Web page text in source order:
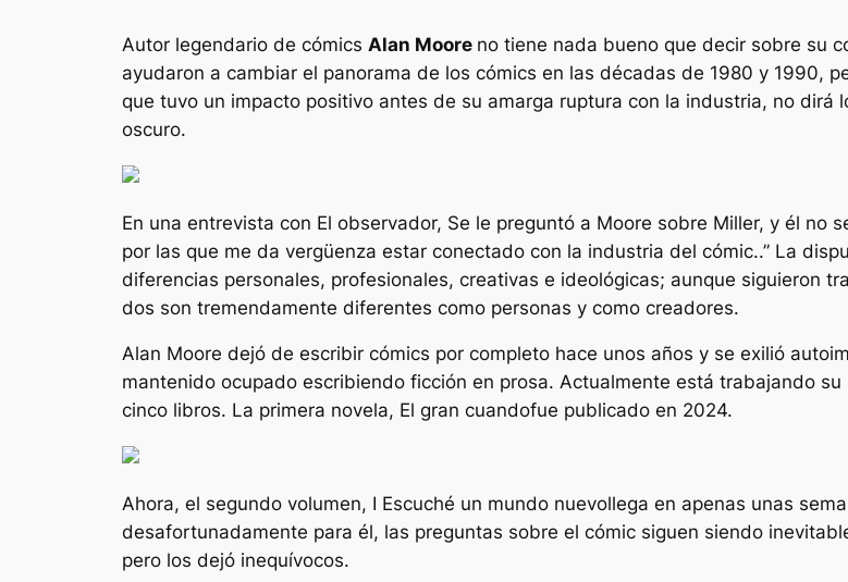
Autor legendario de cómics Alan Moore no tiene nada bueno que decir sobre su
ayudaron a cambiar el panorama de los cómics en las décadas de 1980 y 1990,
que tuvo un impacto positivo antes de su amarga ruptura con la industria, no dirá
oscuro.
En una entrevista con El observador, Se le preguntó a Moore sobre Miller, y él no
por las que me da vergüenza estar conectado con la industria del cómic..” La
diferencias personales, profesionales, creativas e ideológicas; aunque siguieron
dos son tremendamente diferentes como personas y como creadores.
Alan Moore dejó de escribir cómics por completo hace unos años y se exilió
mantenido ocupado escribiendo ficción en prosa. Actualmente está trabajando su
cinco libros. La primera novela, El gran cuandofue publicado en 2024.
Ahora, el segundo volumen, I Escuché un mundo nuevollega en apenas unas
desafortunadamente para él, las preguntas sobre el cómic siguen siendo
pero los dejó inequívocos.